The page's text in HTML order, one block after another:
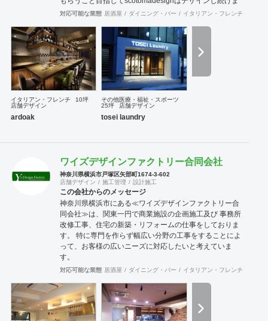
す。 ​
対応可能な業態 居酒屋 ダイニング・バー イタリアン・フレンチ
イタリアン・フレンチ
10坪
店舗デザイン
ardoak
その他医療・福祉・スポーツ
25坪
店舗デザイン
tosei laundry
ワイズデザインファクトリー合同会社
神奈川県横浜市戸塚区矢部町1674-3-602
店舗デザイン
施工管理 設計施工
この会社からのメッセージ
神奈川県横浜市にある≪ワイズデザインファクトリー合
同会社≫は、関東一円で商業施設の企画施工及び 事務所
改修工事、住宅の新築・リフォームの仕事をしておりま
す。 特に専門を作らず幅広い分野の工事をすることによ
って、お客様の広いニーズに対応したいと考えていま
す。
対応可能な業態 居酒屋 ダイニング・バー イタリアン・フレンチ